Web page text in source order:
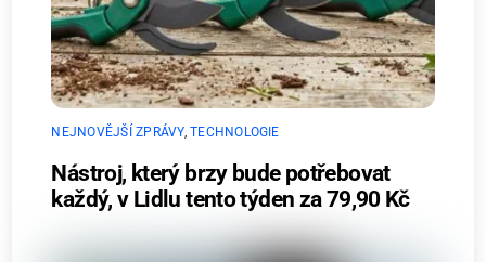
NEJNOVĚJŠÍ ZPRÁVY,TECHNOLOGIE
Nástroj, který brzy bude potřebovat
každý, v Lidlu tento týden za 79,90 Kč